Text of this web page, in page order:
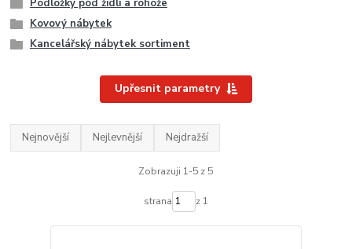
Podložky pod židli a rohože
Kovový nábytek
Kancelářský nábytek sortiment
Upřesnit parametry
Nejnovější Nejlevnější Nejdražší
Zobrazuji 1-5 z 5
strana z 1